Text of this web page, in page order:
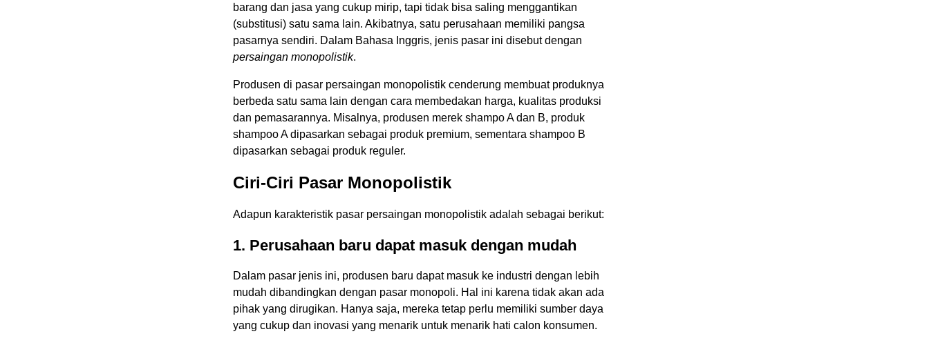
barang dan jasa yang cukup mirip, tapi tidak bisa saling menggantikan
(substitusi) satu sama lain. Akibatnya, satu perusahaan memiliki pangsa
pasarnya sendiri. Dalam Bahasa Inggris, jenis pasar ini disebut dengan
persaingan monopolistik.
Produsen di pasar persaingan monopolistik cenderung membuat produknya
berbeda satu sama lain dengan cara membedakan harga, kualitas produksi
dan pemasarannya. Misalnya, produsen merek shampo A dan B, produk
shampoo A dipasarkan sebagai produk premium, sementara shampoo B
dipasarkan sebagai produk reguler.
Ciri-Ciri Pasar Monopolistik
Adapun karakteristik pasar persaingan monopolistik adalah sebagai berikut:
1. Perusahaan baru dapat masuk dengan mudah
Dalam pasar jenis ini, produsen baru dapat masuk ke industri dengan lebih
mudah dibandingkan dengan pasar monopoli. Hal ini karena tidak akan ada
pihak yang dirugikan. Hanya saja, mereka tetap perlu memiliki sumber daya
yang cukup dan inovasi yang menarik untuk menarik hati calon konsumen.